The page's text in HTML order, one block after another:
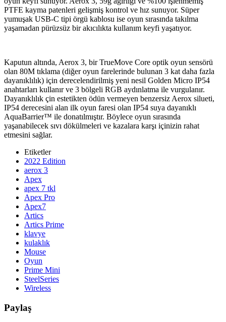
PTFE kayma patenleri gelişmiş kontrol ve hız sunuyor. Süper
yumuşak USB-C tipi örgü kablosu ise oyun sırasında takılma
yaşamadan pürüzsüz bir akıcılıkta kullanım keyfi yaşatıyor.
Kaputun altında, Aerox 3, bir TrueMove Core optik oyun sensörü
olan 80M tıklama (diğer oyun farelerinde bulunan 3 kat daha fazla
dayanıklılık) için derecelendirilmiş yeni nesil Golden Micro IP54
anahtarları kullanır ve 3 bölgeli RGB aydınlatma ile vurgulanır.
Dayanıklılık çin estetikten ödün vermeyen benzersiz Aerox silueti,
IP54 derecesini alan ilk oyun faresi olan IP54 suya dayanıklı
AquaBarrier™ ile donatılmıştır. Böylece oyun sırasında
yaşanabilecek sıvı dökülmeleri ve kazalara karşı içinizin rahat
etmesini sağlar.
Etiketler
2022 Edition
aerox 3
Apex
apex 7 tkl
Apex Pro
Apex7
Artics
Artics Prime
klavye
kulaklık
Mouse
Oyun
Prime Mini
SteelSeries
Wireless
Paylaş